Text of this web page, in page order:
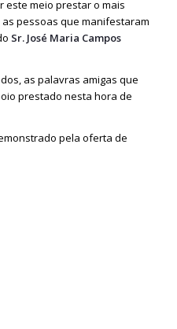
este meio prestar o mais
pessoas que manifestaram
Sr. José Maria Campos
as palavras amigas que
prestado nesta hora de
pela oferta de